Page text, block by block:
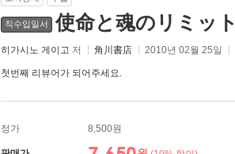
직수입일서 使命と魂のリミット
히가시노 게이고 저 角川書店 2010년 02월 25일
첫번째 리뷰어가 되어주세요.
정가 8,500원